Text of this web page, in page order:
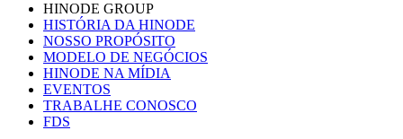
HINODE GROUP
HISTÓRIA DA HINODE
NOSSO PROPÓSITO
MODELO DE NEGÓCIOS
HINODE NA MÍDIA
EVENTOS
TRABALHE CONOSCO
FDS